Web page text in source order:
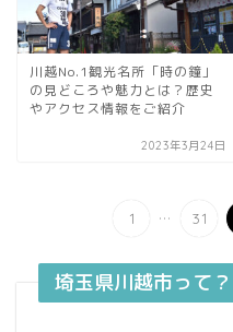
川越No.1観光名所「時の鐘」
の見どころや魅力とは？歴史
やアクセス情報をご紹介
2023年3月24日
1 ... 31
埼玉県川越市って？